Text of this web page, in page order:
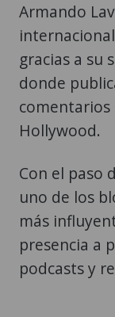
Armando
gracias a su
donde
comentarios
Hollywood.
Con el paso
uno de los
más
presencia a
podcasts y